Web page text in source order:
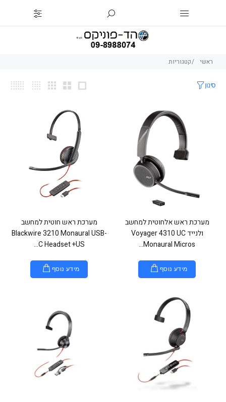
ראשי קטגוריות
סינון
מערכת ראש אלחוטית למחשב
ולנייד Voyager 4310 UC
Monaural Micros...
מידע נוסף
מערכת ראש חוטית למחשב
Blackwire 3210 Monaural USB-
C Headset +US...
מידע נוסף